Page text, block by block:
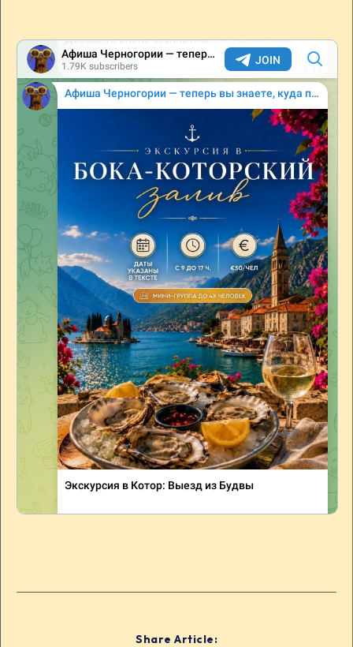
Share Article: